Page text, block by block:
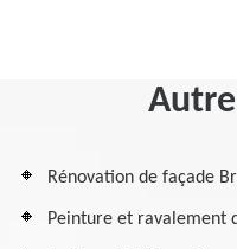
Rénovation de façade
Peinture et ravalement